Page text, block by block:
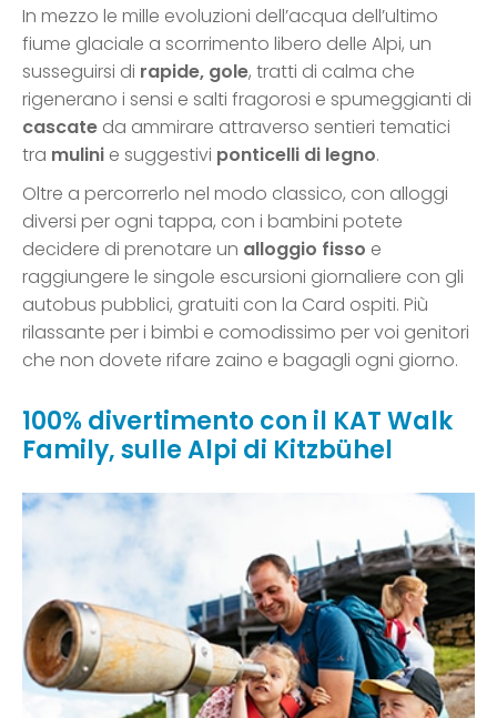
In mezzo le mille evoluzioni dell’acqua dell’ultimo
fiume glaciale a scorrimento libero delle Alpi, un
susseguirsi di rapide, gole, tratti di calma che
rigenerano i sensi e salti fragorosi e spumeggianti di
cascate da ammirare attraverso sentieri tematici
tra mulini e suggestivi ponticelli di legno.
Oltre a percorrerlo nel modo classico, con alloggi
diversi per ogni tappa, con i bambini potete
decidere di prenotare un alloggio fisso e
raggiungere le singole escursioni giornaliere con gli
autobus pubblici, gratuiti con la Card ospiti. Più
rilassante per i bimbi e comodissimo per voi genitori
che non dovete rifare zaino e bagagli ogni giorno.
100% divertimento con il KAT Walk
Family, sulle Alpi di Kitzbühel